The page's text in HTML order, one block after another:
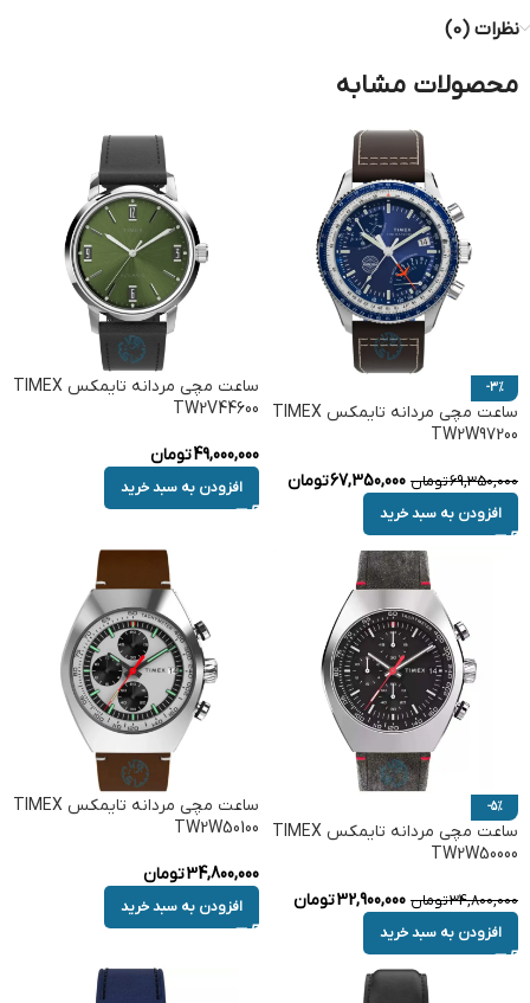
نظرات (0)
محصولات مشابه
-3%
ساعت مچی مردانه تایمکس TIMEX
TW2W97200
69,350,000تومان 67,350,000تومان
افزودن به سبد خرید
ساعت مچی مردانه تایمکس TIMEX
TW2V44600
49,000,000تومان
افزودن به سبد خرید
-5%
ساعت مچی مردانه تایمکس TIMEX
TW2W50000
34,800,000تومان 32,900,000تومان
افزودن به سبد خرید
ساعت مچی مردانه تایمکس TIMEX
TW2W50100
34,800,000تومان
افزودن به سبد خرید